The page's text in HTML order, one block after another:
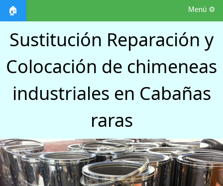
🏠 Menú ⚙️
Sustitución Reparación y
Colocación de chimeneas
industriales en Cabañas
raras